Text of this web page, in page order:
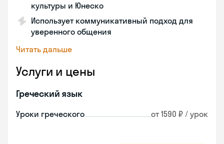
культуры и Юнеско
Использует коммуникативный подход для
уверенного общения
Читать дальше
Услуги и цены
Греческий язык
Уроки греческого от 1590 ₽ / урок